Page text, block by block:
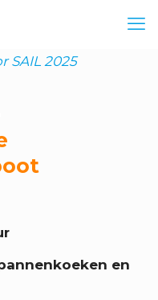
SAIL 2025
en